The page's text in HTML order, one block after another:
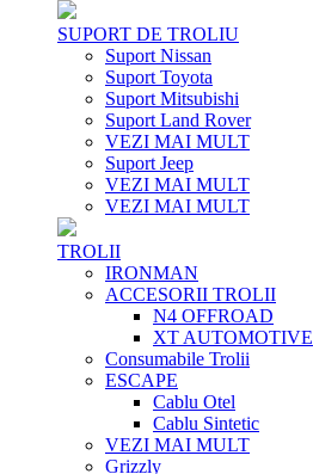
SUPORT DE TROLIU
Suport Nissan
Suport Toyota
Suport Mitsubishi
Suport Land Rover
VEZI MAI MULT
Suport Jeep
VEZI MAI MULT
VEZI MAI MULT
TROLII
IRONMAN
ACCESORII TROLII
N4 OFFROAD
XT AUTOMOTIVE
Consumabile Trolii
ESCAPE
Cablu Otel
Cablu Sintetic
VEZI MAI MULT
Grizzly